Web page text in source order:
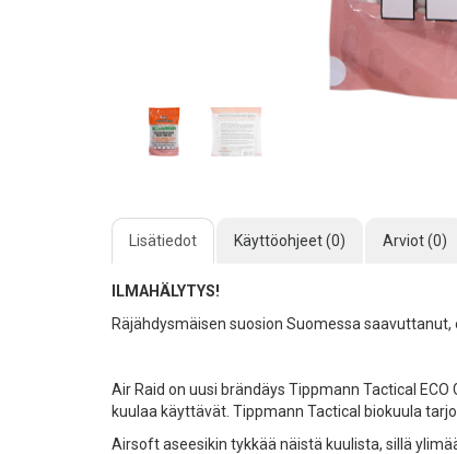
Lisätiedot Käyttöohjeet (0) Arviot (0)
ILMAHÄLYTYS!
Räjähdysmäisen suosion Suomessa
Air Raid on uusi brändäys Tippmann Tactical
kuulaa käyttävät. Tippmann Tactical biokuula
Airsoft aseesikin tykkää näistä kuulista, sillä